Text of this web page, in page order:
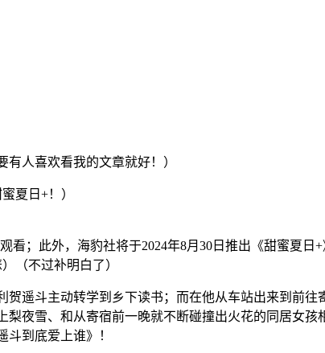
人喜欢看我的文章就好！）
夏日+！）
看；此外，海豹社将于2024年8月30日推出《甜蜜夏
（不过补明白了）
遥斗主动转学到乡下读书；而在他从车站出来到前
夜雪、和从寄宿前一晚就不断碰撞出火花的同居女
到底爱上谁》！